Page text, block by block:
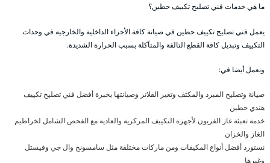
ما هي خدمات فني تصليح تكييف حطين؟
يعمل فني تصليح تكييف حطين في صيانة كافة الأجزاء الداخلية والخارجية في وحدات
التكييف وتبديل كافة القطع التالفة والمتآكلة بسبب الحرارة الشديدة.
ونعمل أيضا في:
صيانة وتصليح المبرد والمكثف وتغير الفلاتر وصيانتها بخبرة أفضل فني تصليح تكييف
هندي حطين
خدمة تعبئة غاز الفريون لأجهزة التكييف المركزية والعادية مع الفحص الشامل لخراطيم
الغاز والخزان
نستورد أفضل أنواع المكيفات ومن ماركات مختلفة مثل سامسونج وال جي وفيستل
وغيرها